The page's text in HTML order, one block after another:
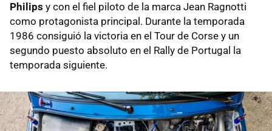
Philips y con el fiel piloto de la marca Jean Ragnotti
como protagonista principal. Durante la temporada
1986 consiguió la victoria en el Tour de Corse y un
segundo puesto absoluto en el Rally de Portugal la
temporada siguiente.